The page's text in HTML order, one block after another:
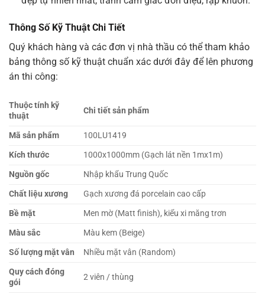
Thông Số Kỹ Thuật Chi Tiết
Quý khách hàng và các đơn vị nhà thầu có thể tham khảo
bảng thông số kỹ thuật chuẩn xác dưới đây để lên phương
án thi công:
Thuộc tính kỹ
thuật
Chi tiết sản phẩm
Mã sản phẩm
100LU1419
Kích thước
1000x1000mm (Gạch lát nền 1mx1m)
Nguồn gốc
Nhập khẩu Trung Quốc
Chất liệu xương
Gạch xương đá porcelain cao cấp
Bề mặt
Men mờ (Matt finish), kiểu xi măng trơn
Màu sắc
Màu kem (Beige)
Số lượng mặt vân
Nhiều mặt vân (Random)
Quy cách đóng
gói
2 viên / thùng